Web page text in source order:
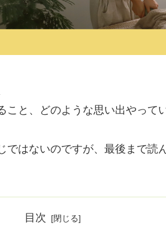
と、どのような思い出やって
ではないのですが、最後まで読
目次